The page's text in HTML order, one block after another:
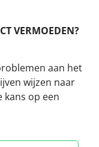
VERMOEDEN?
aan het
wijzen naar
kans op een